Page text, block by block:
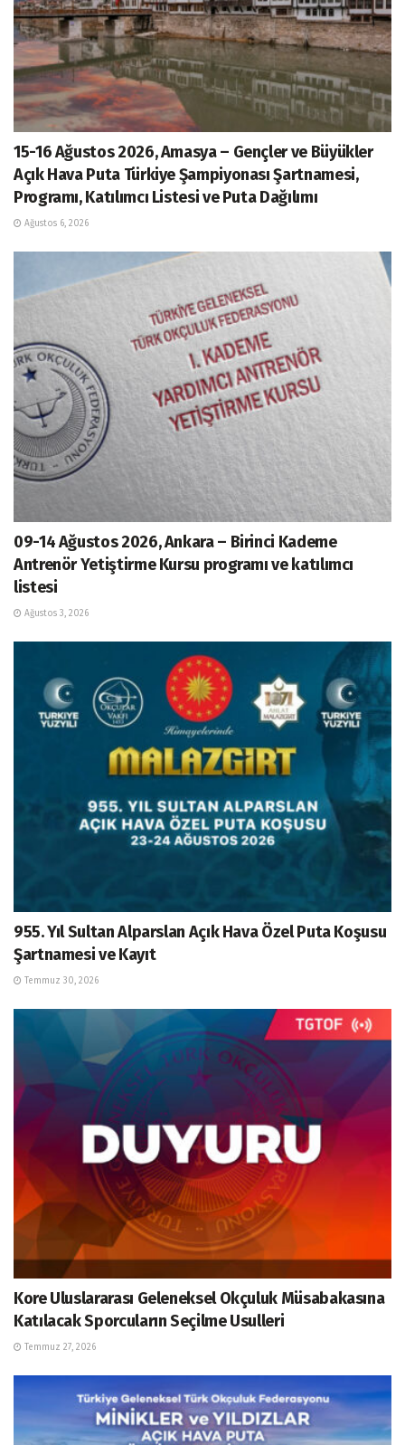
15-16 Ağustos 2026, Amasya – Gençler ve Büyükler
Açık Hava Puta Türkiye Şampiyonası Şartnamesi,
Programı, Katılımcı Listesi ve Puta Dağılımı
Ağustos 6, 2026
09-14 Ağustos 2026, Ankara – Birinci Kademe
Antrenör Yetiştirme Kursu programı ve katılımcı
listesi
Ağustos 3, 2026
955. Yıl Sultan Alparslan Açık Hava Özel Puta Koşusu
Şartnamesi ve Kayıt
Temmuz 30, 2026
Kore Uluslararası Geleneksel Okçuluk Müsabakasına
Katılacak Sporcuların Seçilme Usulleri
Temmuz 27, 2026